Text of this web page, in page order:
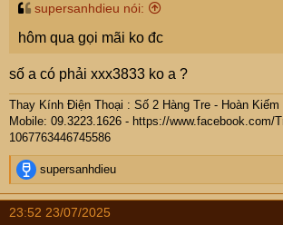
supersanhdieu nói:
hôm qua gọi mãi ko đc
số a có phải xxx3833 ko a ?
Thay Kính Điện Thoại : Số 2 Hàng Tre - Hoàn Kiếm
Mobile: 09.3223.1626 - https://www.facebook.com/
1067763446745586
R
e
a
c
supersanhdieu
23:52 23/07/2025